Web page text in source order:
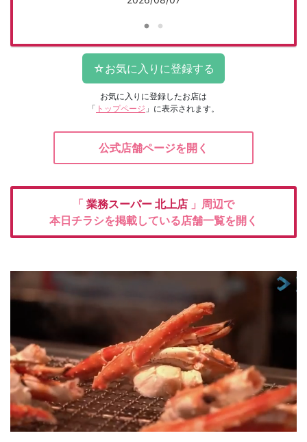
お気に入りに登録したお店は
「 トップページ 」に表示されます。
公式店舗ページを開く
「 業務スーパー 北上店 」周辺で
本日チラシを掲載している店舗一覧を開く